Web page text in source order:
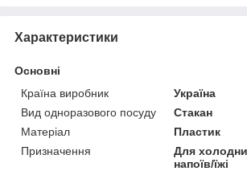
Характеристики
Основні
Країна виробник
Україна
Вид одноразового посуду
Стакан
Матеріал
Пластик
Призначення
Для
напоїв/їжі